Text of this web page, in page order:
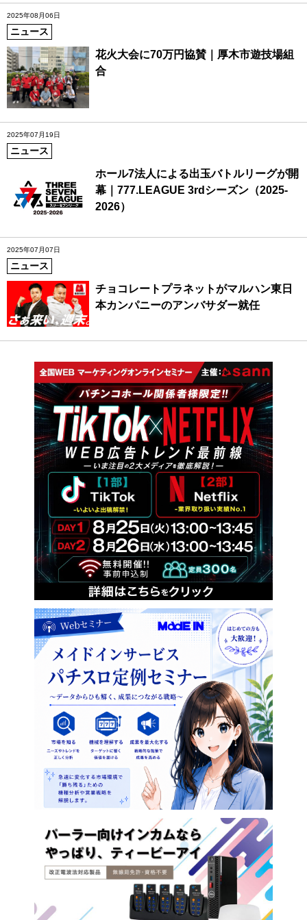
2025年08月06日
ニュース
花火大会に70万円協賛｜厚木市遊技場組
合
2025年07月19日
ニュース
ホール7法人による出玉バトルリーグが開
幕｜777.LEAGUE 3rdシーズン（2025-
2026）
2025年07月07日
ニュース
チョコレートプラネットがマルハン東日
本カンパニーのアンバサダー就任